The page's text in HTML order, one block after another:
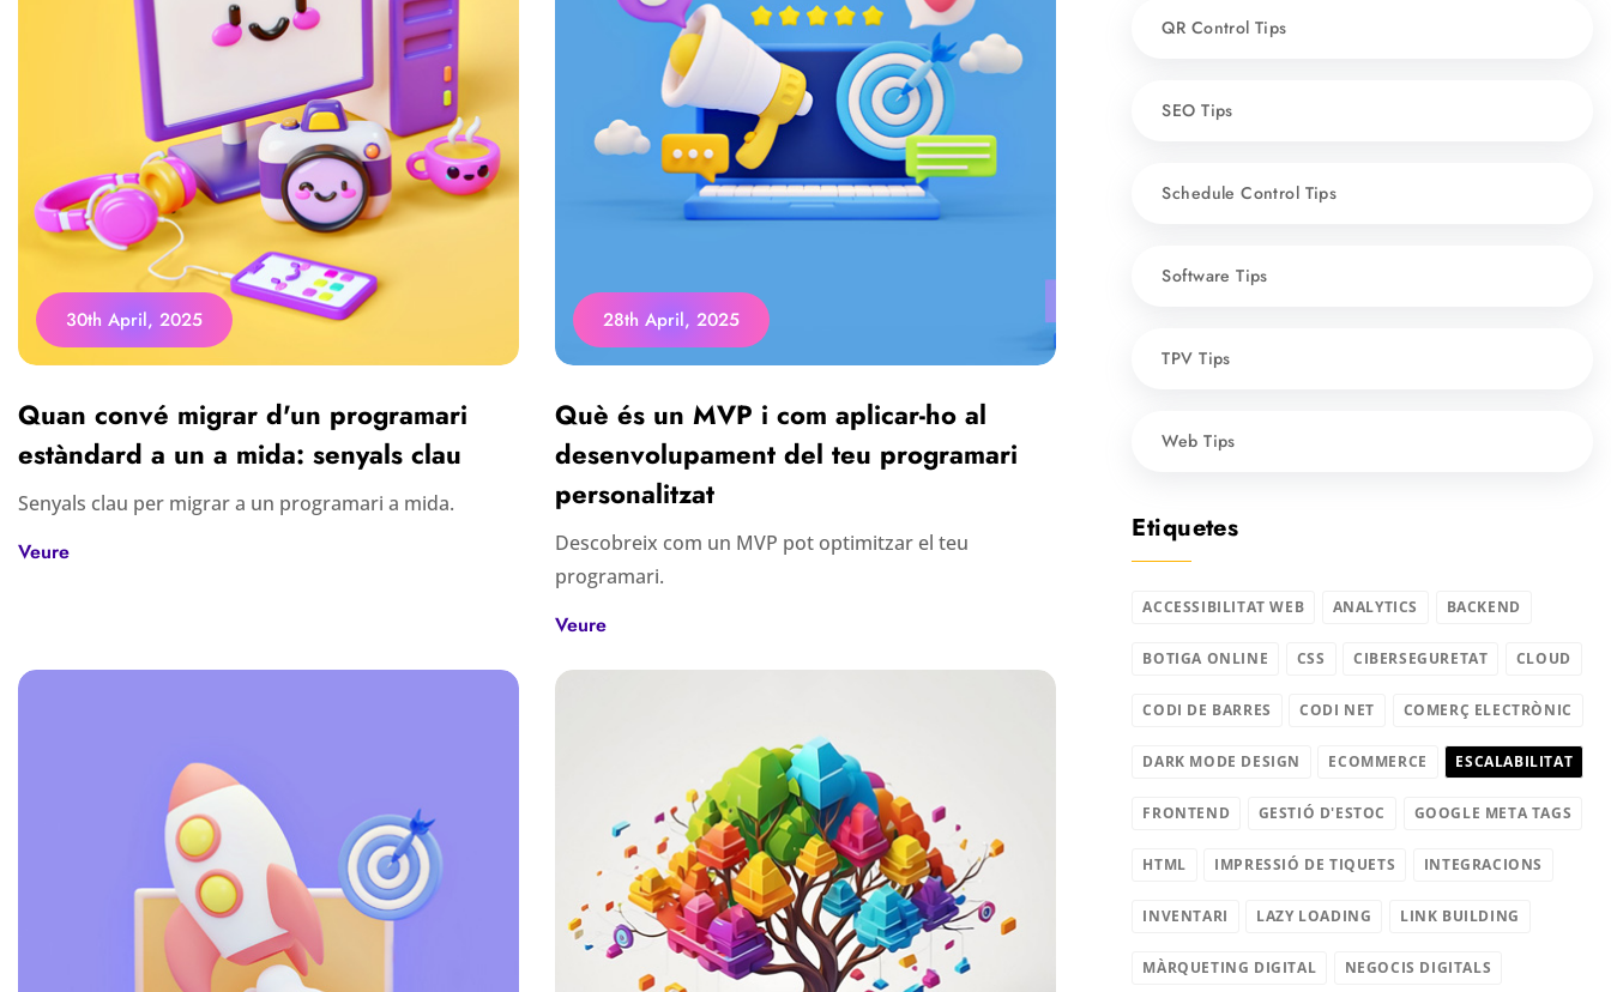
30th April, 2025
Quan convé migrar d'un programari
estàndard a un a mida: senyals clau
Senyals clau per migrar a un programari a mida.
Veure
28th April, 2025
Què és un MVP i com aplicar-ho al
desenvolupament del teu programari
personalitzat
Descobreix com un MVP pot optimitzar el teu
programari.
Veure
QR Control Tips
SEO Tips
Schedule Control Tips
Software Tips
TPV Tips
Web Tips
Etiquetes
ACCESSIBILITAT WEB ANALYTICS BACKEND
BOTIGA ONLINE CSS CIBERSEGURETAT CLOUD
CODI DE BARRES CODI NET COMERÇ ELECTRÒNIC
DARK MODE DESIGN ECOMMERCE ESCALABILITAT
FRONTEND GESTIÓ D'ESTOC GOOGLE META TAGS
HTML IMPRESSIÓ DE TIQUETS INTEGRACIONS
INVENTARI LAZY LOADING LINK BUILDING
MÀRQUETING DIGITAL NEGOCIS DIGITALS